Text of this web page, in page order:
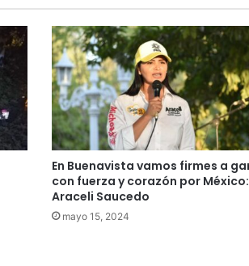
En Buenavista vamos firmes a
con fuerza y corazón por México:
Araceli Saucedo
mayo 15, 2024